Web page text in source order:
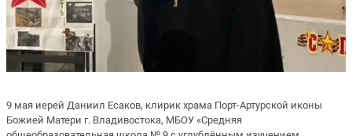
9 мая иерей Даниил Есаков, клирик храма Порт-Артурской иконы
Божией Матери г. Владивостока, МБОУ «Средняя